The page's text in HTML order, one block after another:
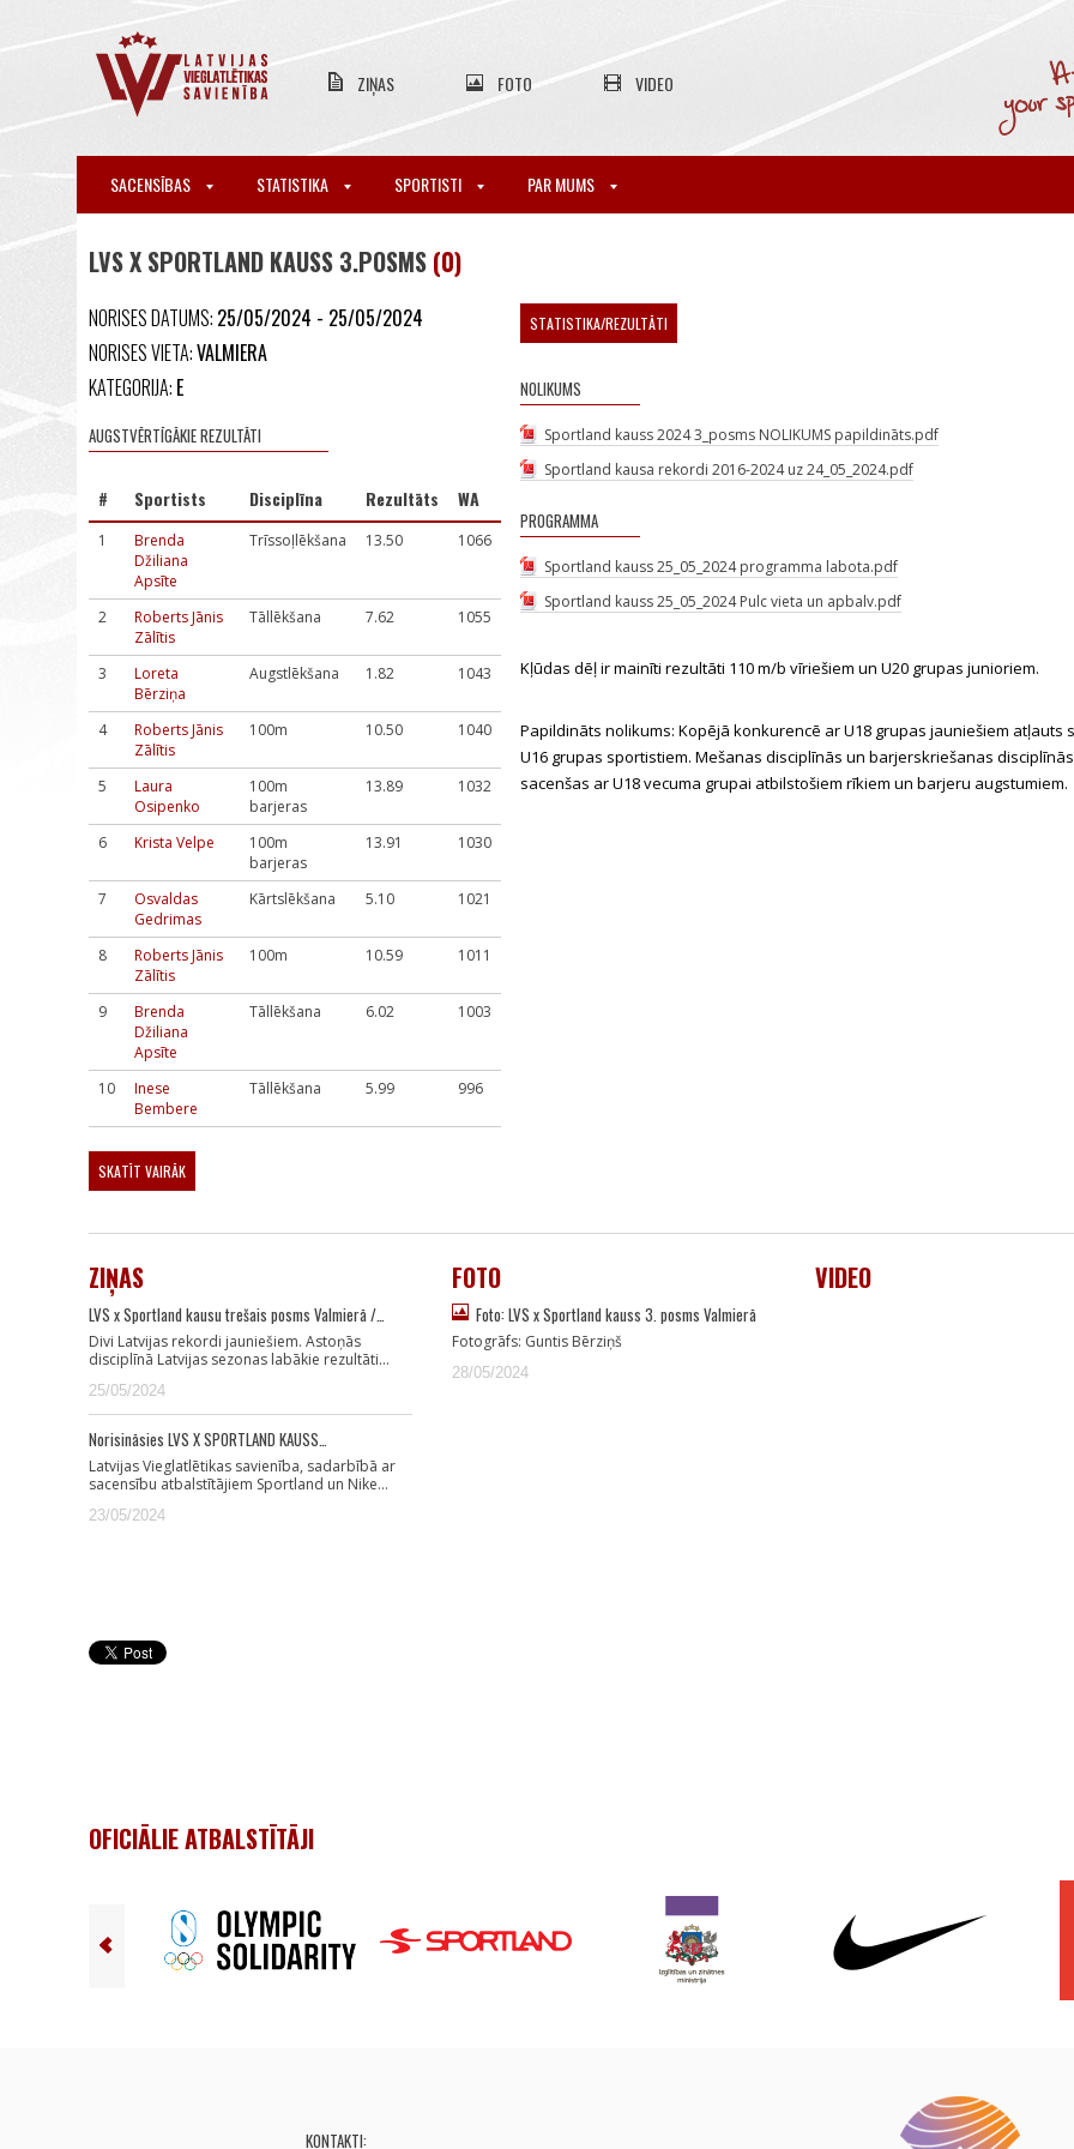
ZIŅAS FOTO VIDEO
SACENSĪBAS STATISTIKA SPORTISTI PAR MUMS
LVS X SPORTLAND KAUSS 3.POSMS (0)
NORISES DATUMS: 25/05/2024 - 25/05/2024
NORISES VIETA:VALMIERA
KATEGORIJA: E
AUGSTVĒRTĪGĀKIE REZULTĀTI
# Sportists Disciplīna Rezultāts WA
1
Brenda
Džiliana
Apsīte
Trīssoļlēkšana 13.50 1066
2
Roberts Jānis
Zālītis
Tāllēkšana 7.62 1055
3
Loreta
Bērziņa
Augstlēkšana 1.82 1043
4
Roberts Jānis
Zālītis
100m 10.50 1040
5
Laura
Osipenko
100m
barjeras
13.89 1032
6 Krista Velpe
100m
barjeras
13.91 1030
7
Osvaldas
Gedrimas
Kārtslēkšana 5.10 1021
8
Roberts Jānis
Zālītis
100m 10.59 1011
9
Brenda
Džiliana
Apsīte
Tāllēkšana 6.02 1003
10
Inese
Bembere
Tāllēkšana 5.99 996
SKATĪT VAIRĀK
STATISTIKA/REZULTĀTI
NOLIKUMS
Sportland kauss 2024 3_posms NOLIKUMS papildināts.pdf
Sportland kausa rekordi 2016-2024 uz 24_05_2024.pdf
PROGRAMMA
Sportland kauss 25_05_2024 programma labota.pdf
Sportland kauss 25_05_2024 Pulc vieta un apbalv.pdf
Kļūdas dēļ ir mainīti rezultāti 110 m/b vīriešiem un U20 grupas junioriem.
Papildināts nolikums: Kopējā konkurencē ar U18 grupas jauniešiem atļauts
U16 grupas sportistiem. Mešanas disciplīnās un barjerskriešanas
sacenšas ar U18 vecuma grupai atbilstošiem rīkiem un barjeru augstumiem.
ZIŅAS
LVS x Sportland kausu trešais posms Valmierā /…
Divi Latvijas rekordi jauniešiem. Astoņās
disciplīnā Latvijas sezonas labākie rezultāti…
25/05/2024
Norisināsies LVS X SPORTLAND KAUSS…
Latvijas Vieglatlētikas savienība, sadarbībā ar
sacensību atbalstītājiem Sportland un Nike…
23/05/2024
FOTO
Foto: LVS x Sportland kauss 3. posms Valmierā
Fotogrāfs: Guntis Bērziņš
28/05/2024
VIDEO
OFICIĀLIE ATBALSTĪTĀJI
KONTAKTI: